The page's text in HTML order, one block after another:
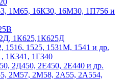
1М65, 16К30, 16М30, 1П756 и
1К625,1К625Д
1516, 1525, 1531М, 1541 и др.
1К341, 1Г340
2Д450, 2Е450, 2Е440 и др.
2М57, 2М58, 2А55, 2А554,